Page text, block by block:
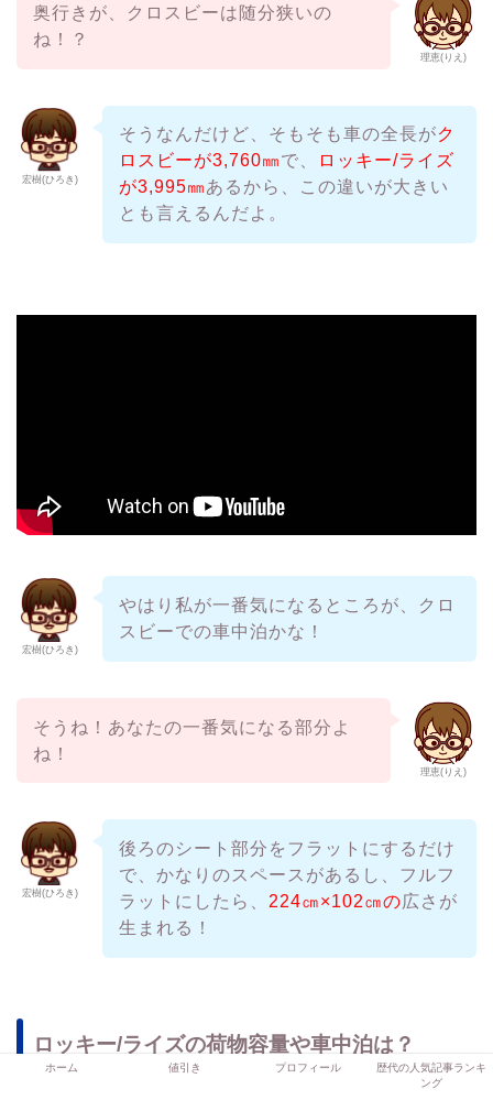
理恵(りえ)
奥行きが、クロスビーは随分狭いの
ね！？
宏樹(ひろき)
そうなんだけど、そもそも車の全長がク
ロスビーが3,760㎜で、
ロッキー/ライズ
が3,995㎜あるから、この違いが大きい
とも言えるんだよ。
宏樹(ひろき)
やはり私が一番気になるところが、クロ
スビーでの車中泊かな！
理恵(りえ)
そうね！あなたの一番気になる部分よ
ね！
宏樹(ひろき)
後ろのシート部分をフラットにするだけ
で、かなりのスペースがあるし、フルフ
ラットにしたら、 224㎝×102㎝の広さが
生まれる！
ロッキー/ライズの荷物容量や車中泊は？
ホーム 値引き プロフィール
歴代の人気記事ランキ
ング